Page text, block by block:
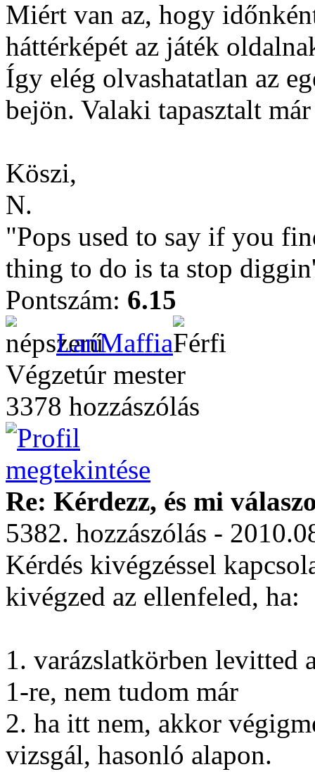
Miért van az, hogy
háttérképét az játék
Így elég olvashatatlan az
bejön. Valaki tapasztalt
Köszi,
N.
"Pops used to say if you
thing to do is ta stop
Pontszám: 6.15
LanMaffia
Végzetúr mester
3378 hozzászólás
Re: Kérdezz, és mi
5382. hozzászólás -
Kérdés kivégzéssel
kivégzed az ellenfeled, ha:
1. varázslatkörben levitted
1-re, nem tudom már
2. ha itt nem, akkor
vizsgál, hasonló alapon.